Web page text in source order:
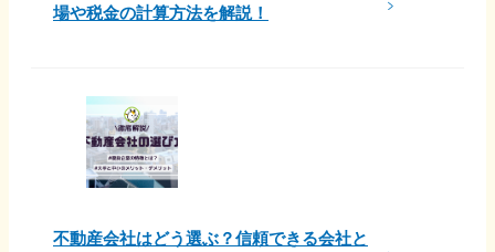
場や税金の計算方法を解説！
不動産会社はどう選ぶ？信頼できる会社と